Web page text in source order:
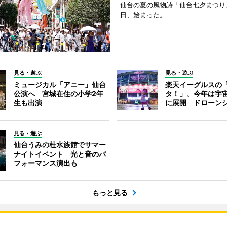
仙台の夏の風物詩「仙台七夕まつ
日、始まった。
見る・遊ぶ
ミュージカル「アニー」仙台
公演へ 宮城在住の小学2年
生も出演
見る・遊ぶ
楽天イーグルスの
タ！」、今年は宇
に展開 ドローン
見る・遊ぶ
仙台うみの杜水族館でサマー
ナイトイベント 光と音のパ
フォーマンス演出も
もっと見る